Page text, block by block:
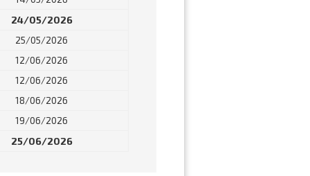
24/05/2026
25/05/2026
12/06/2026
12/06/2026
18/06/2026
19/06/2026
25/06/2026